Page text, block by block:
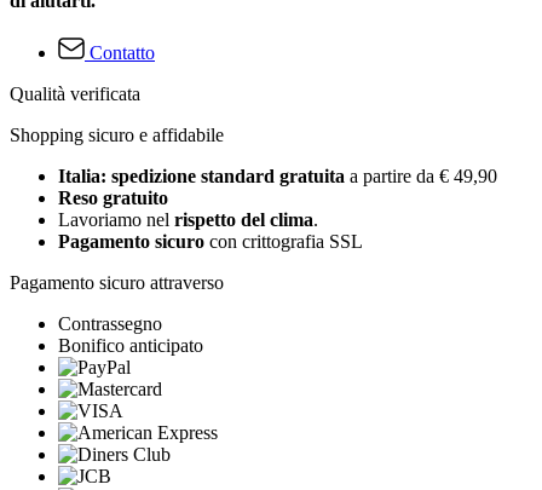
Contatto
Qualità verificata
Shopping sicuro e affidabile
Italia: spedizione standard gratuita a partire da € 49,90
Reso gratuito
Lavoriamo nel rispetto del clima.
Pagamento sicuro con crittografia SSL
Pagamento sicuro attraverso
Contrassegno
Bonifico anticipato